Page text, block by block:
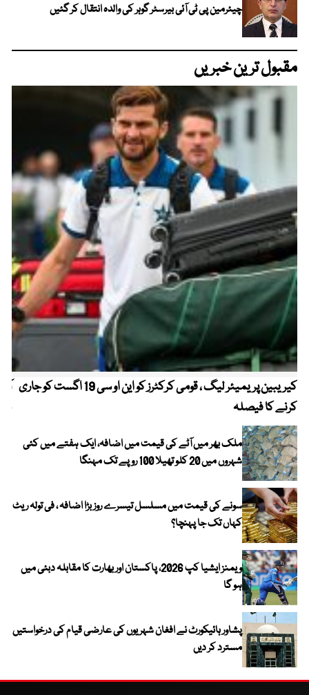
چیئرمین پی ٹی آئی بیرسٹر گوہر کی والدہ انتقال کر گئیں
مقبول ترین خبریں
کیریبین پریمیئر لیگ ، قومی کرکٹرز کو این او سی 19 اگست کو جاری
کرنے کا فیصلہ
ملک بھر میں آٹے کی قیمت میں اضافہ، ایک ہفتے میں کئی
شہروں میں 20 کلو تھیلا 100 روپے تک مہنگا
سونے کی قیمت میں مسلسل تیسرے روز بڑا اضافہ ، فی تولہ ریٹ
کہاں تک جا پہنچا؟
ویمنز ایشیا کپ 2026، پاکستان اور بھارت کا مقابلہ دبئی میں
ہو گا
پشاور ہائیکورٹ نے افغان شہریوں کی عارضی قیام کی درخواستیں
مسترد کر دیں